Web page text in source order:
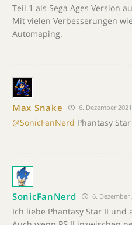
Teil 1 als Sega Ages Version
Mit vielen Verbesserungen
Automaping.
Max Snake 6. Dezember
@SonicFanNerd Phantasy
SonicFanNerd 6. Dezember
Ich liebe Phantasy Star II und